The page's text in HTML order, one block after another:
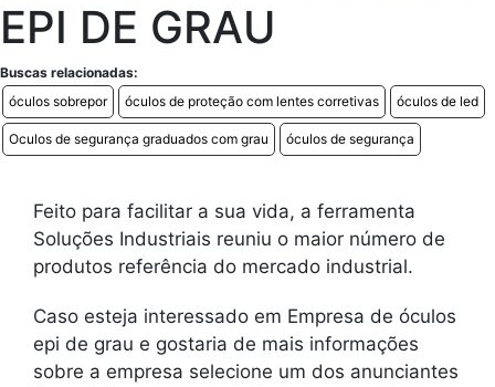
EPI DE GRAU
Buscas relacionadas:
óculos sobrepor
óculos de proteção com lentes corretivas óculos de led
Oculos de segurança graduados com grau óculos de segurança
Feito para facilitar a sua vida, a ferramenta
Soluções Industriais reuniu o maior número de
produtos referência do mercado industrial.
Caso esteja interessado em Empresa de óculos
epi de grau e gostaria de mais informações
sobre a empresa selecione um dos anunciantes